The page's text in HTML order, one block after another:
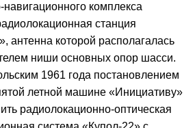
комплекса
станция
антенна которой располагалась
ниши основных опор шасси.
1961 года постановлением
летной машине «Инициативу»
радиолокационно‑оптическая